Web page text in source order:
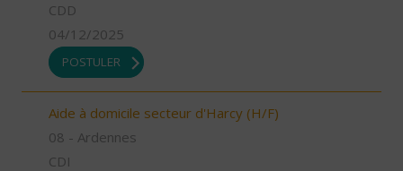
CDD
04/12/2025
POSTULER
Aide à domicile secteur d'Harcy (H/F)
08 - Ardennes
CDI